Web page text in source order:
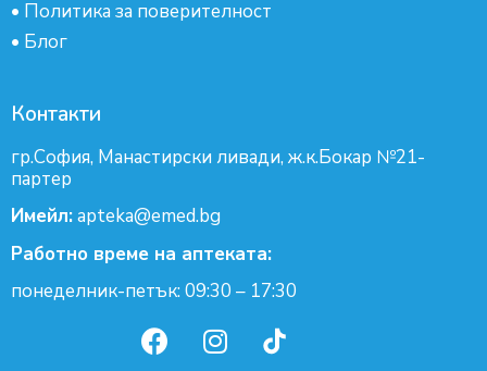
• Политика за поверителност
• Блог
Контакти
гр.София, Манастирски ливади, ж.к.Бокар №21-
партер
Имейл:apteka@emed.bg
Работно време на аптеката:
понеделник-петък: 09:30 – 17:30